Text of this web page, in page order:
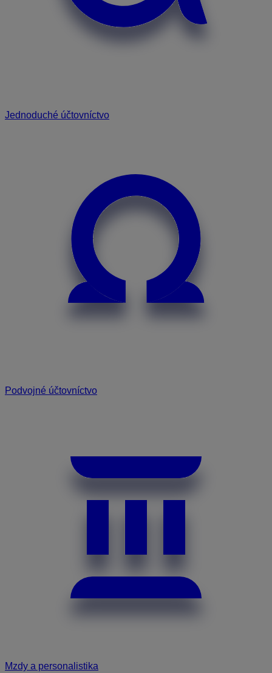
Jednoduché účtovníctvo
Podvojné účtovníctvo
Mzdy a personalistika